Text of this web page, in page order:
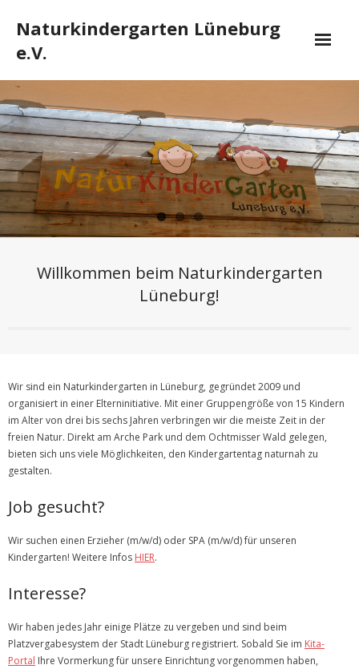
Naturkindergarten Lüneburg
e.V.
Wir über uns
- Konzept
- Wissenschaftliches
- Impressionen
Elternarbeit
Downloads & Links
Willkommen beim Naturkindergarten
Lüneburg!
Wir sind ein Naturkindergarten in Lüneburg, gegründet 2009 und
organisiert in einer Elterninitiative. Mit einer Gruppengröße von 15 Kindern
im Alter von drei bis sechs Jahren verbringen wir die meiste Zeit in der
freien Natur. Direkt am Arche Park und dem Ochtmisser Wald gelegen,
bieten sich uns viele Möglichkeiten, den Kindergartentag naturnah zu
gestalten.
Job gesucht?
Wir suchen einen Erzieher (m/w/d) oder SPA (m/w/d) für unseren
Kindergarten! Weitere Infos HIER.
Interesse?
Wir haben jedes Jahr einige Plätze zu vergeben und sind beim
Platzvergabesystem der Stadt Lüneburg registriert. Sobald Sie im Kita-
Portal Ihre Vormerkung für unsere Einrichtung vorgenommen haben,